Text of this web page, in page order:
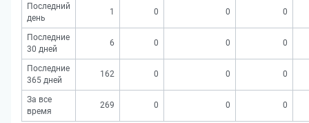
Последний
день
1 0 0 0
Последние
30 дней
6 0 0 0
Последние
365 дней
162 0 0 0
За все
время
269 0 0 0